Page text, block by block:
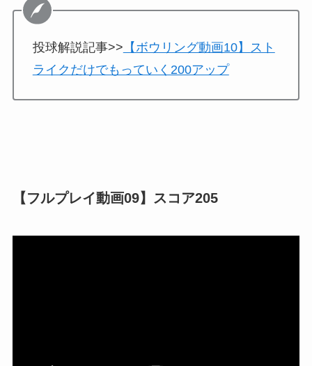
投球解説記事>> 【ボウリング動画10】スト
ライクだけでもっていく200アップ
【フルプレイ動画09】スコア205